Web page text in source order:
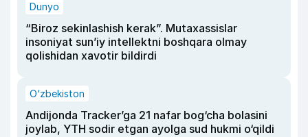
Dunyo
“Biroz sekinlashish kerak”. Mutaxassislar
insoniyat sun’iy intellektni boshqara olmay
qolishidan xavotir bildirdi
O‘zbekiston
Andijonda Tracker’ga 21 nafar bog‘cha bolasini
joylab, YTH sodir etgan ayolga sud hukmi o‘qildi